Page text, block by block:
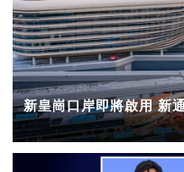
新皇崗口岸即將啟用 新